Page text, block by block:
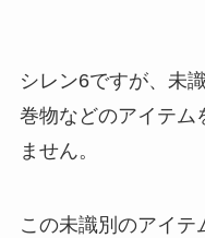
シレン6ですが、未
巻物などのアイテム
ません。
この未識別のアイ